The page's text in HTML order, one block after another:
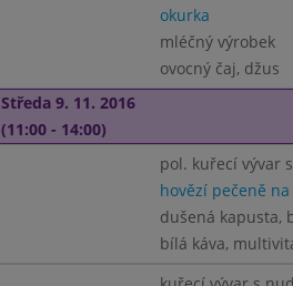
okurka
mléčný výrobek
ovocný čaj, džus
Středa 9. 11. 2016
(11:00 - 14:00)
pol. kuřecí vývar
hovězí pečeně
dušená kapusta,
bílá káva,